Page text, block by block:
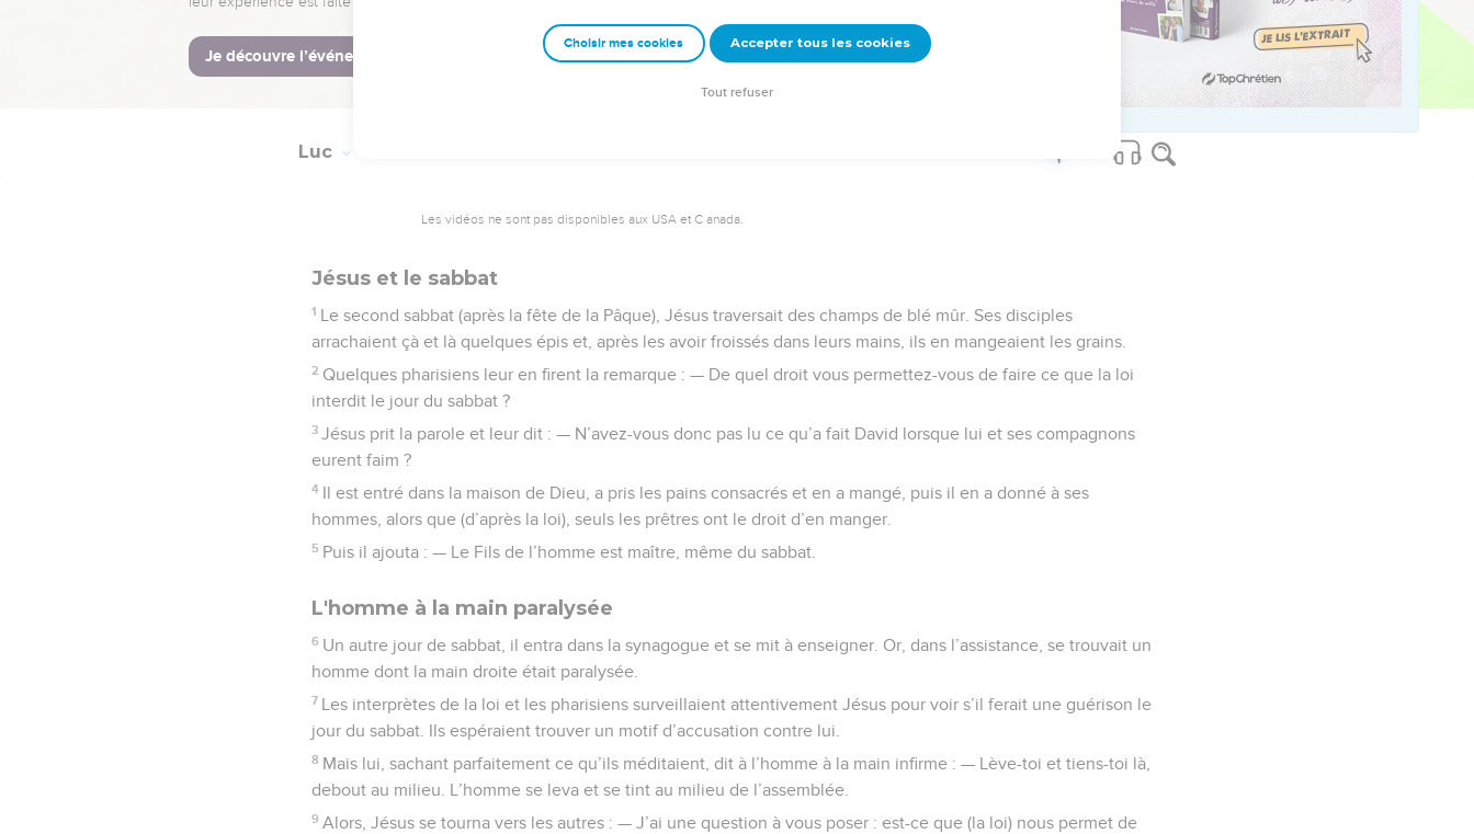
excellent, et il me convient ».
© 2013 - 2010 BLF Editions
Luc
Les vidéos ne sont pas disponibles aux USA et C anada.
Jésus et le sabbat
1 Le second sabbat (après la fête de la Pâque), Jésus traversait des champs de blé mûr. Ses disciples
arrachaient çà et là quelques épis et, après les avoir froissés dans leurs mains, ils en mangeaient les grains.
2 Quelques pharisiens leur en firent la remarque : — De quel droit vous permettez-vous de faire ce que la loi
interdit le jour du sabbat ?
3 Jésus prit la parole et leur dit : — N’avez-vous donc pas lu ce qu’a fait David lorsque lui et ses compagnons
eurent faim ?
4 Il est entré dans la maison de Dieu, a pris les pains consacrés et en a mangé, puis il en a donné à ses
hommes, alors que (d’après la loi), seuls les prêtres ont le droit d’en manger.
5 Puis il ajouta : — Le Fils de l’homme est maître, même du sabbat.
L'homme à la main paralysée
6 Un autre jour de sabbat, il entra dans la synagogue et se mit à enseigner. Or, dans l’assistance, se trouvait un
homme dont la main droite était paralysée.
7 Les interprètes de la loi et les pharisiens surveillaient attentivement Jésus pour voir s’il ferait une guérison le
jour du sabbat. Ils espéraient trouver un motif d’accusation contre lui.
8 Mais lui, sachant parfaitement ce qu’ils méditaient, dit à l’homme à la main infirme : — Lève-toi et tiens-toi là,
debout au milieu. L’homme se leva et se tint au milieu de l’assemblée.
9 Alors, Jésus se tourna vers les autres : — J’ai une question à vous poser : est-ce que (la loi) nous permet de
Choisir mes cookies Accepter tous les cookies
Tout refuser